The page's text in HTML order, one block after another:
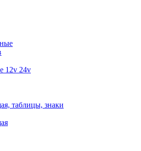
12v 24v
таблицы, знаки